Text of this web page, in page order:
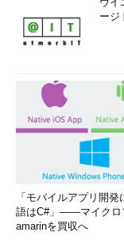
ージ
「モバイルアプリ開発
語はC#」――マイクロ
amarinを買収へ